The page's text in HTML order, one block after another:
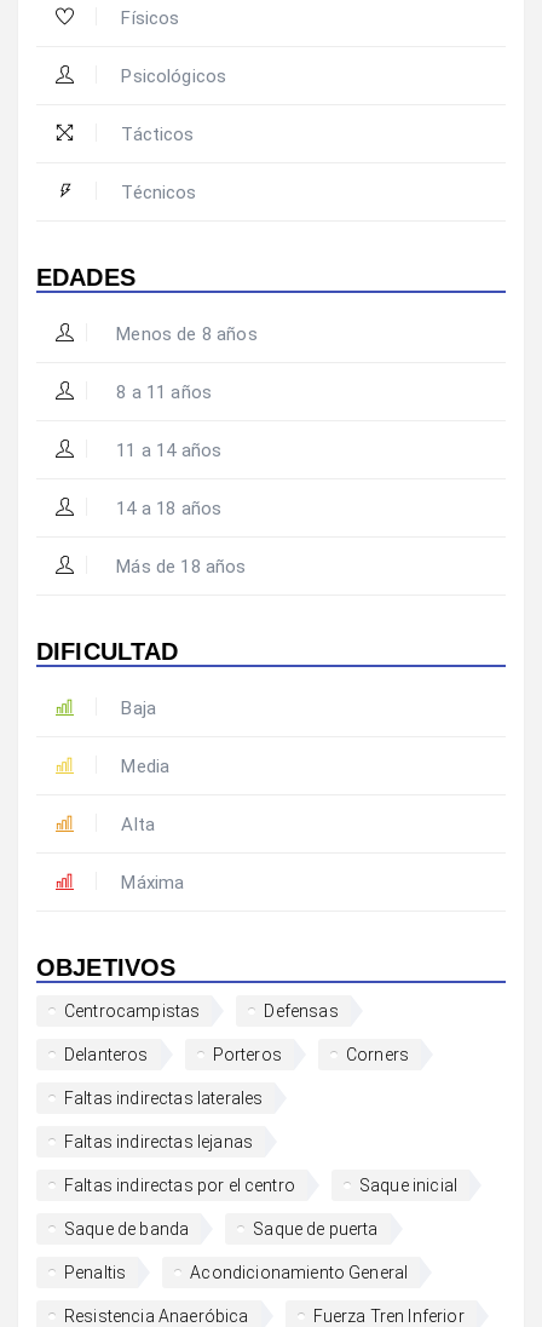
Físicos
Psicológicos
Tácticos
Técnicos
EDADES
Menos de 8 años
8 a 11 años
11 a 14 años
14 a 18 años
Más de 18 años
DIFICULTAD
Baja
Media
Alta
Máxima
OBJETIVOS
Centrocampistas Defensas
Delanteros Porteros Corners
Faltas indirectas laterales
Faltas indirectas lejanas
Faltas indirectas por el centro Saque inicial
Saque de banda Saque de puerta
Penaltis Acondicionamiento General
Resistencia Anaeróbica Fuerza Tren Inferior